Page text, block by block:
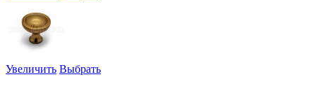
Увеличить Выбрать